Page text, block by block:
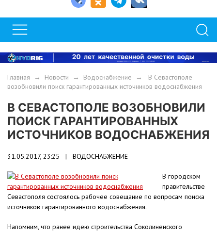
Главная → Новости → Водоснабжение →
В Севастополе
возобновили поиск гарантированных источников водоснабжения
В СЕВАСТОПОЛЕ ВОЗОБНОВИЛИ
ПОИСК ГАРАНТИРОВАННЫХ
ИСТОЧНИКОВ ВОДОСНАБЖЕНИЯ
31.05.2017, 23:25 | ВОДОСНАБЖЕНИЕ
В городском
правительстве
Севастополя состоялось рабочее совещание по вопросам поиска
источников гарантированного водоснабжения.
Напомним, что ранее идею строительства Соколиненского